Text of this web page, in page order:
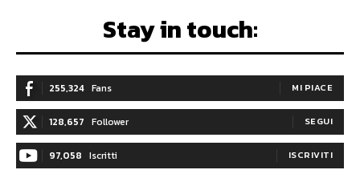
Stay in touch:
255,324 Fans MI PIACE
128,657 Follower SEGUI
97,058 Iscritti ISCRIVITI